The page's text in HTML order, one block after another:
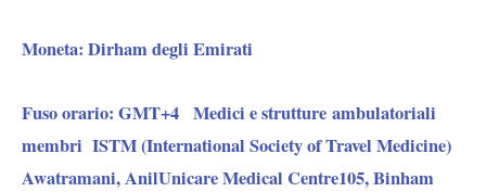
Moneta: Dirham degli Emirati
Fuso orario: GMT+4 Medici e strutture ambulatoriali
membri ISTM (International Society of Travel Medicine)
Awatramani, AnilUnicare Medical Centre105, Binham